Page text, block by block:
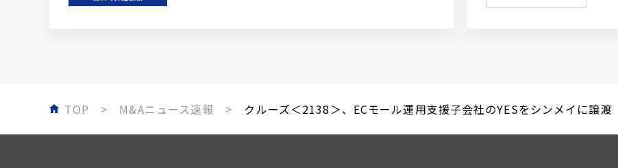
TOP M&Aニュース速報 クルーズ＜2138＞、ECモール運用支援子会社のYESをシンメイに譲渡